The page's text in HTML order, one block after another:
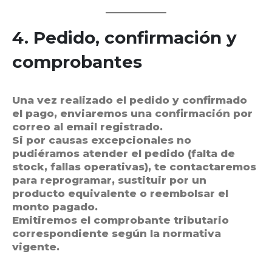
4. Pedido, confirmación y
comprobantes
Una vez realizado el pedido y confirmado
el pago, enviaremos una confirmación por
correo al email registrado.
Si por causas excepcionales no
pudiéramos atender el pedido (falta de
stock, fallas operativas), te contactaremos
para reprogramar, sustituir por un
producto equivalente o reembolsar el
monto pagado.
Emitiremos el comprobante tributario
correspondiente según la normativa
vigente.